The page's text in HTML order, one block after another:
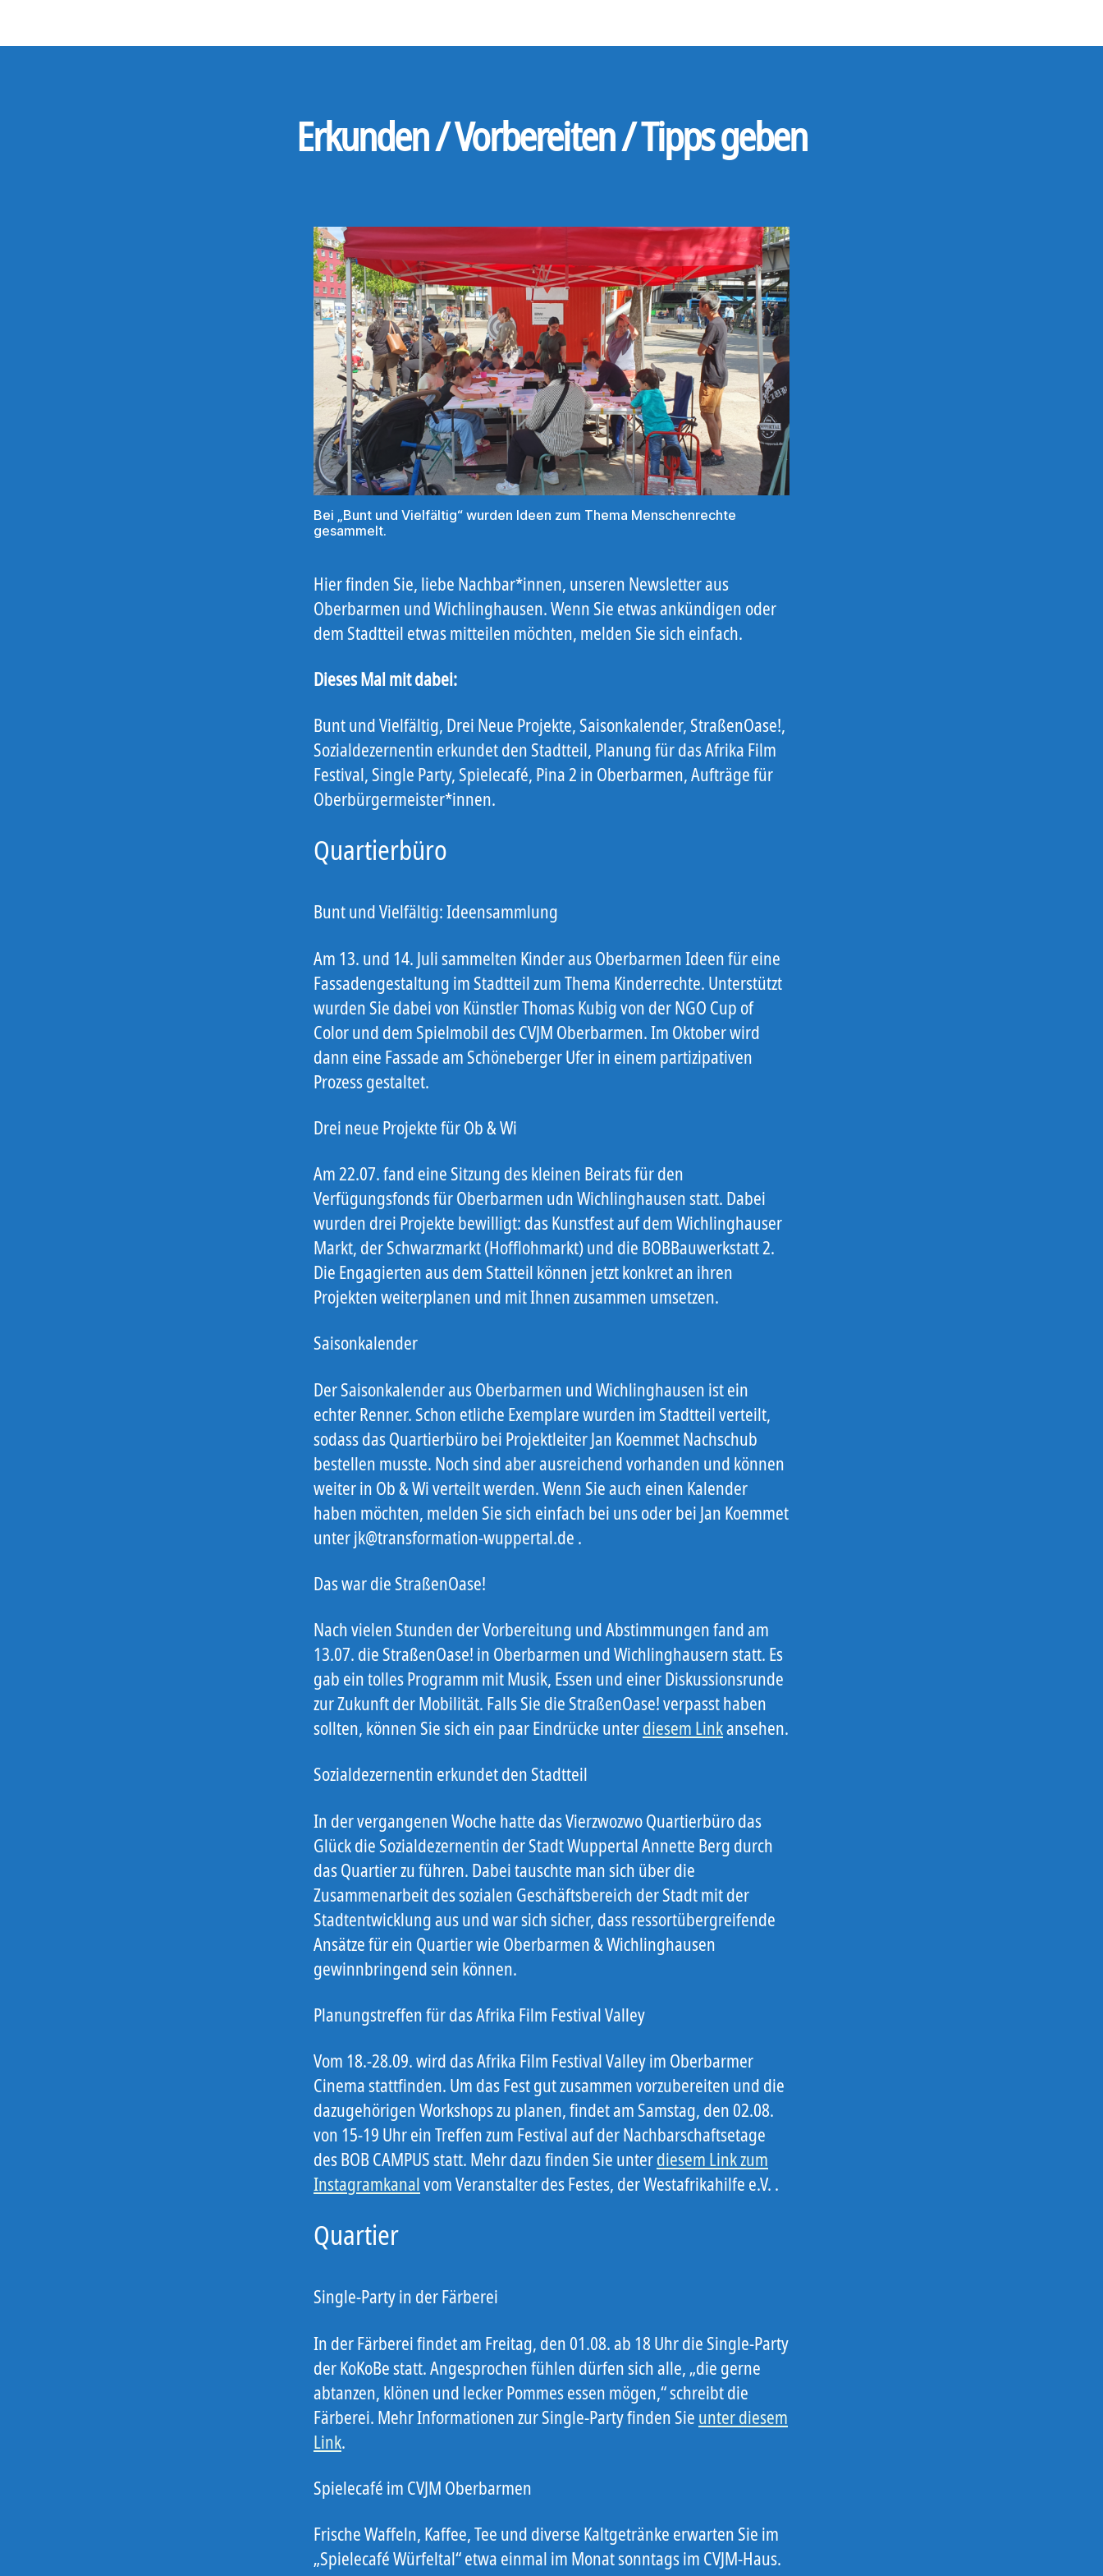
Erkunden / Vorbereiten / Tipps geben
Bei „Bunt und Vielfältig“ wurden Ideen zum Thema Menschenrechte
gesammelt.
Hier finden Sie, liebe Nachbar*innen, unseren Newsletter aus
Oberbarmen und Wichlinghausen. Wenn Sie etwas ankündigen oder
dem Stadtteil etwas mitteilen möchten, melden Sie sich einfach.
Dieses Mal mit dabei:
Bunt und Vielfältig, Drei Neue Projekte, Saisonkalender, StraßenOase!,
Sozialdezernentin erkundet den Stadtteil, Planung für das Afrika Film
Festival, Single Party, Spielecafé, Pina 2 in Oberbarmen, Aufträge für
Oberbürgermeister*innen.
Quartierbüro
Bunt und Vielfältig: Ideensammlung
Am 13. und 14. Juli sammelten Kinder aus Oberbarmen Ideen für eine
Fassadengestaltung im Stadtteil zum Thema Kinderrechte. Unterstützt
wurden Sie dabei von Künstler Thomas Kubig von der NGO Cup of
Color und dem Spielmobil des CVJM Oberbarmen. Im Oktober wird
dann eine Fassade am Schöneberger Ufer in einem partizipativen
Prozess gestaltet.
Drei neue Projekte für Ob & Wi
Am 22.07. fand eine Sitzung des kleinen Beirats für den
Verfügungsfonds für Oberbarmen udn Wichlinghausen statt. Dabei
wurden drei Projekte bewilligt: das Kunstfest auf dem Wichlinghauser
Markt, der Schwarzmarkt (Hofflohmarkt) und die BOBBauwerkstatt 2.
Die Engagierten aus dem Statteil können jetzt konkret an ihren
Projekten weiterplanen und mit Ihnen zusammen umsetzen.
Saisonkalender
Der Saisonkalender aus Oberbarmen und Wichlinghausen ist ein
echter Renner. Schon etliche Exemplare wurden im Stadtteil verteilt,
sodass das Quartierbüro bei Projektleiter Jan Koemmet Nachschub
bestellen musste. Noch sind aber ausreichend vorhanden und können
weiter in Ob & Wi verteilt werden. Wenn Sie auch einen Kalender
haben möchten, melden Sie sich einfach bei uns oder bei Jan Koemmet
unter jk@transformation-wuppertal.de .
Das war die StraßenOase!
Nach vielen Stunden der Vorbereitung und Abstimmungen fand am
13.07. die StraßenOase! in Oberbarmen und Wichlinghausern statt. Es
gab ein tolles Programm mit Musik, Essen und einer Diskussionsrunde
zur Zukunft der Mobilität. Falls Sie die StraßenOase! verpasst haben
sollten, können Sie sich ein paar Eindrücke unterdiesem Linkansehen.
Sozialdezernentin erkundet den Stadtteil
In der vergangenen Woche hatte das Vierzwozwo Quartierbüro das
Glück die Sozialdezernentin der Stadt Wuppertal Annette Berg durch
das Quartier zu führen. Dabei tauschte man sich über die
Zusammenarbeit des sozialen Geschäftsbereich der Stadt mit der
Stadtentwicklung aus und war sich sicher, dass ressortübergreifende
Ansätze für ein Quartier wie Oberbarmen & Wichlinghausen
gewinnbringend sein können.
Planungstreffen für das Afrika Film Festival Valley
Vom 18.-28.09. wird das Afrika Film Festival Valley im Oberbarmer
Cinema stattfinden. Um das Fest gut zusammen vorzubereiten und die
dazugehörigen Workshops zu planen, findet am Samstag, den 02.08.
von 15-19 Uhr ein Treffen zum Festival auf der Nachbarschaftsetage
des BOB CAMPUS statt. Mehr dazu finden Sie unterdiesem Link zum
Instagramkanalvom Veranstalter des Festes, der Westafrikahilfe e.V. .
Quartier
Single-Party in der Färberei
In der Färberei findet am Freitag, den 01.08. ab 18 Uhr die Single-Party
der KoKoBe statt. Angesprochen fühlen dürfen sich alle, „die gerne
abtanzen, klönen und lecker Pommes essen mögen,“ schreibt die
Färberei. Mehr Informationen zur Single-Party finden Sie unter diesem
Link.
Spielecafé im CVJM Oberbarmen
Frische Waffeln, Kaffee, Tee und diverse Kaltgetränke erwarten Sie im
„Spielecafé Würfeltal“ etwa einmal im Monat sonntags im CVJM-Haus.